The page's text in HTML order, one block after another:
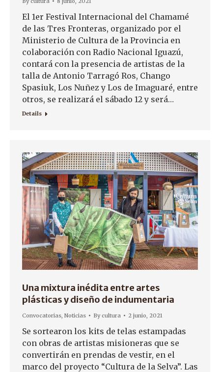
El 1er Festival Internacional del Chamamé
de las Tres Fronteras, organizado por el
Ministerio de Cultura de la Provincia en
colaboración con Radio Nacional Iguazú,
contará con la presencia de artistas de la
talla de Antonio Tarragó Ros, Chango
Spasiuk, Los Nuñez y Los de Imaguaré, entre
otros, se realizará el sábado 12 y será…
Details
Una mixtura inédita entre artes
plásticas y diseño de indumentaria
Convocatorias Noticias Bycultura 2 junio, 2021
Se sortearon los kits de telas estampadas
con obras de artistas misioneras que se
convertirán en prendas de vestir, en el
marco del proyecto “Cultura de la Selva”. Las